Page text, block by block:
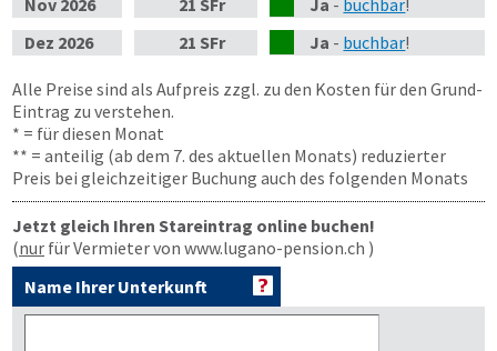
Nov 2026 21 SFr Ja - buchbar!
Dez 2026 21 SFr Ja - buchbar!
Alle Preise sind als Aufpreis zzgl. zu den Kosten für den Grund-
Eintrag zu verstehen.
* = für diesen Monat
** = anteilig (ab dem 7. des aktuellen Monats) reduzierter
Preis bei gleichzeitiger Buchung auch des folgenden Monats
Jetzt gleich Ihren Stareintrag online buchen!
(nur für Vermieter von www.lugano-pension.ch )
Name Ihrer Unterkunft